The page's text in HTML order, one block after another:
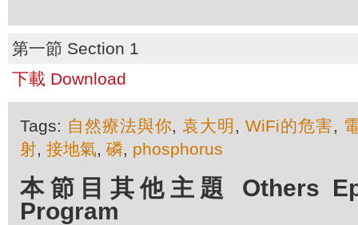
第一節 Section 1
下載 Download
Tags: 自然療法與你,袁大明 ,WiFi的危害,
射, 接地氣, 磷, phosphorus
本節目其他主題 Others
Program